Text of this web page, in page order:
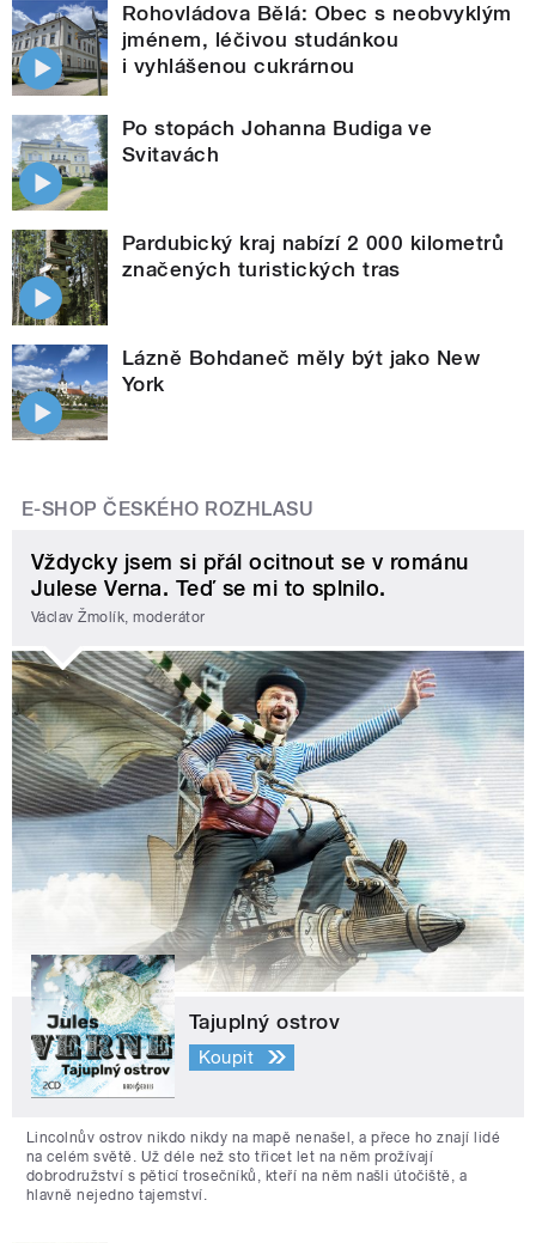
Rohovládova Bělá: Obec s neobvyklým
jménem, léčivou studánkou
i vyhlášenou cukrárnou
Po stopách Johanna Budiga ve
Svitavách
Pardubický kraj nabízí 2 000 kilometrů
značených turistických tras
Lázně Bohdaneč měly být jako New
York
E-SHOP ČESKÉHO ROZHLASU
Vždycky jsem si přál ocitnout se v románu
Julese Verna. Teď se mi to splnilo.
Václav Žmolík, moderátor
Tajuplný ostrov
Koupit
Lincolnův ostrov nikdo nikdy na mapě nenašel, a přece ho znají lidé
na celém světě. Už déle než sto třicet let na něm prožívají
dobrodružství s pěticí trosečníků, kteří na něm našli útočiště, a
hlavně nejedno tajemství.